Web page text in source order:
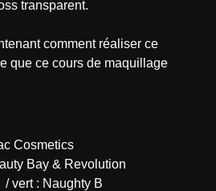
transparent.
comment réaliser ce
que ce cours de maquillage
Cosmetics
Bay & Revolution
vert : Naughty B